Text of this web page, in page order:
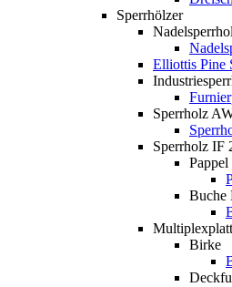
Sperrhölzer
Elliottis Pine
Sperrholz
Sperrholz IF
Buche
Birke